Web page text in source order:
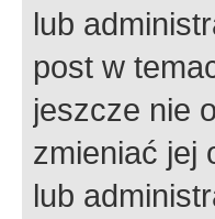
lub
post w
jeszcze nie
zmieniać jej
lub